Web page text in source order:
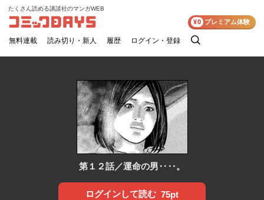
コミックDAYS
たくさん読める講談社のマンガWEB
無料連載 読み切り・新人 履歴 ログイン・登録
検
¥0 プレミアム体験
第１２話／運命の男‥‥。
ログインして読む 75pt